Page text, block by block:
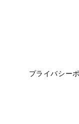
プライバシー